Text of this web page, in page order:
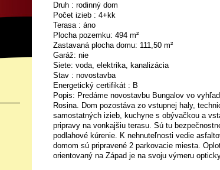
Druh : rodinný dom
Počet izieb : 4+kk
Terasa : áno
Plocha pozemku: 494 m²
Zastavaná plocha domu: 111,50 m²
Garáž: nie
Siete: voda, elektrika, kanalizácia
Stav : novostavba
Energetický certifikát : B
Popis: Predáme novostavbu Bungalov vo
Rosina. Dom pozostáva zo vstupnej haly,
samostatných izieb, kuchyne s obývačkou a
pripravy na vonkajšiu terasu. Sú tu
podlahové kúrenie. K nehnuteľnosti vedie
domom sú pripravené 2 parkovacie miesta.
orientovaný na Západ je na svoju výmeru